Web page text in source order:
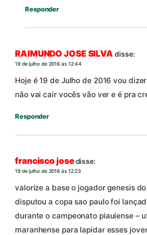
Responder
RAIMUNDO JOSE SILVA disse:
19 de julho de 2016 às 12:44
Hoje é 19 de Julho de 2016 vou
não vai cair vocês vão ver e é pra
Responder
francisco josedisse:
19 de julho de 2016 às 12:23
valorize a base o jogador genesis
disputou a copa sao paulo foi
durante o campeonato piauiense –
maranhense para lapidar esses